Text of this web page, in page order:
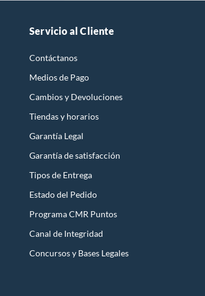
Servicio al Cliente
Contáctanos
Medios de Pago
Cambios y Devoluciones
Tiendas y horarios
Garantía Legal
Garantía de satisfacción
Tipos de Entrega
Estado del Pedido
Programa CMR Puntos
Canal de Integridad
Concursos y Bases Legales